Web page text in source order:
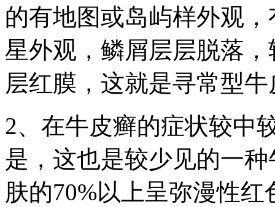
的有地图或岛屿样外观
星外观，鳞屑层层脱落
层红膜，这就是寻常型
2、在牛皮癣的症状较中
是，这也是较少见的一
肤的70%以上呈弥漫性